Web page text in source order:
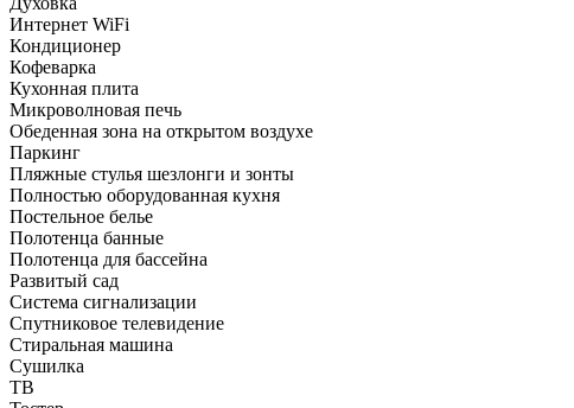
Интернет WiFi
Кондиционер
Кофеварка
Кухонная плита
Микроволновая печь
Обеденная зона на открытом воздухе
Паркинг
Пляжные стулья шезлонги и зонты
Полностью оборудованная кухня
Постельное белье
Полотенца банные
Полотенца для бассейна
Развитый сад
Система сигнализации
Спутниковое телевидение
Стиральная машина
Сушилка
ТВ